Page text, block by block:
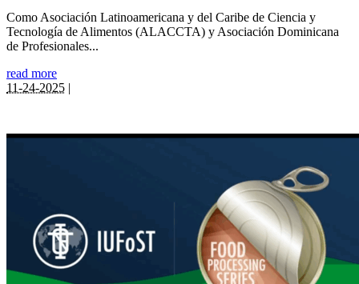
Como Asociación Latinoamericana y del Caribe de Ciencia y
Tecnología de Alimentos (ALACCTA) y Asociación Dominicana
de Profesionales...
read more
11-24-2025 |